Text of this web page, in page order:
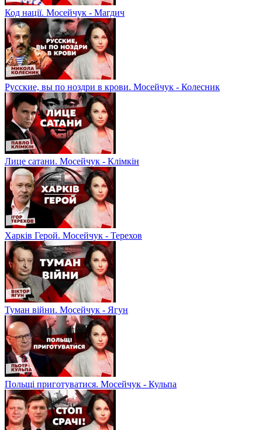
Код нації. Мосейчук - Магдич
Русские, вы по ноздри в крови. Мосейчук - Колесник
Лице сатани. Мосейчук - Клімкін
Харків Герой. Мосейчук - Терехов
Туман війни. Мосейчук - Ягун
Польщі приготуватися. Мосейчук - Кульпа